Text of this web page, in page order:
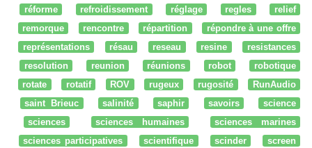
réforme
refroidissement réglage regles
relief
remorque
rencontre répartition
répondre à une offre
représentations
résau reseau resine
resistances
resolution
reunion réunions robot
robotique
rotate
rotatif ROV rugeux rugosité
RunAudio
saint Brieuc
salinité saphir savoirs
science
sciences
sciences humaines
sciences marines
sciences participatives
scientifique scinder
screen